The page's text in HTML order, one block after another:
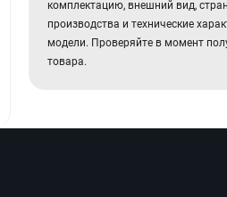
комплектацию, внешний вид,
производства и технические
модели. Проверяйте в момент
товара.